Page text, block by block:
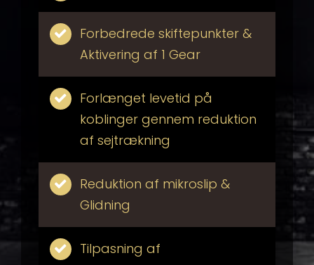
Forbedrede skiftepunkter &
Aktivering af 1 Gear
Forlænget levetid på
koblinger gennem reduktion
af sejtrækning
Reduktion af mikroslip &
Glidning
Tilpasning af